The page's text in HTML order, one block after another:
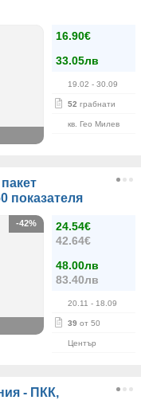
16.90€
33.05лв
19.02 - 30.09
52 грабнати
кв. Гео Милев
показателя
24.54€
42.64€
48.00лв
83.40лв
20.11 - 18.09
39 от 50
Център
-42%
- ПКК,